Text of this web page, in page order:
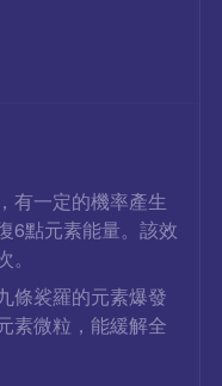
有一定的機率產生
6點元素能量。該效
條裟羅的元素爆發
素微粒，能緩解全